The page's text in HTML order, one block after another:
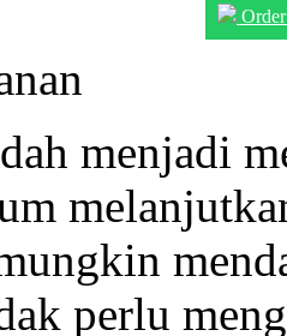
menjadi
perlu